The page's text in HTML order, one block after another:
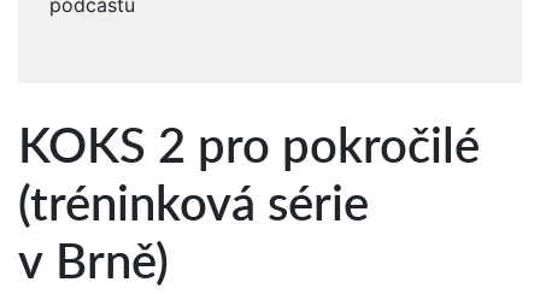
KOKS 2 pro pokročilé
(tréninková série
v Brně)